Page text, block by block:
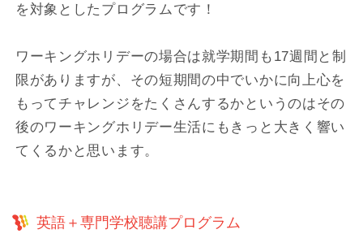
を対象としたプログラムです！
ワーキングホリデーの場合は就学期間も17週間と制
限がありますが、その短期間の中でいかに向上心を
もってチャレンジをたくさんするかというのはその
後のワーキングホリデー生活にもきっと大きく響い
てくるかと思います。
英語＋専門学校聴講プログラム